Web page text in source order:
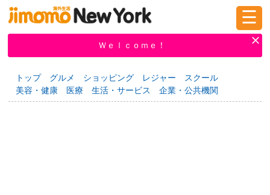
新規登録
掲示板 タウン情報 教えて！
☰
Ｗｅｌｃｏｍｅ！
トップ グルメ ショッピング レジャー
スクール
美容・健康
医療 生活・サービス 企業・公共機関